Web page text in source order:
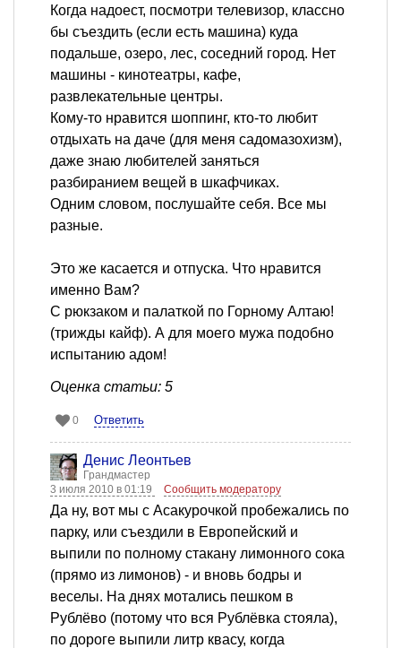
Когда надоест, посмотри телевизор, классно
бы съездить (если есть машина) куда
подальше, озеро, лес, соседний город. Нет
машины - кинотеатры, кафе,
развлекательные центры.
Кому-то нравится шоппинг, кто-то любит
отдыхать на даче (для меня садомазохизм),
даже знаю любителей заняться
разбиранием вещей в шкафчиках.
Одним словом, послушайте себя. Все мы
разные.
Это же касается и отпуска. Что нравится
именно Вам?
С рюкзаком и палаткой по Горному Алтаю!
(трижды кайф). А для моего мужа подобно
испытанию адом!
Оценка статьи: 5
0 Ответить
Денис Леонтьев
Грандмастер
3 июля 2010 в 01:19
Сообщить модератору
Да ну, вот мы с Асакурочкой пробежались по
парку, или съездили в Европейский и
выпили по полному стакану лимонного сока
(прямо из лимонов) - и вновь бодры и
веселы. На днях мотались пешком в
Рублёво (потому что вся Рублёвка стояла),
по дороге выпили литр квасу, когда